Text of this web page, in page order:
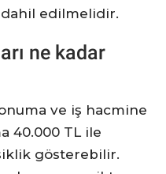
edilmelidir.
ne kadar
ve iş hacmine
40.000 TL ile
gösterebilir.